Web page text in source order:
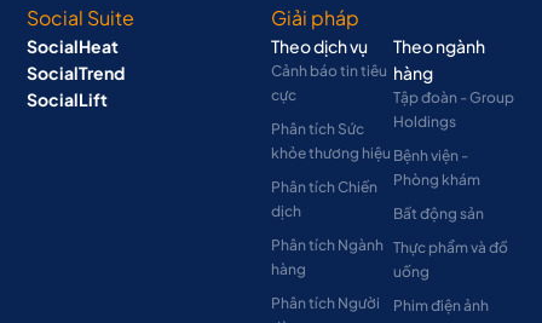
Social Suite
SocialHeat
SocialTrend
SocialLift
Giải pháp
Theo dịch vụ
Cảnh báo tin tiêu
cực
Phân tích Sức
khỏe thương hiệu
Phân tích Chiến
dịch
Phân tích Ngành
hàng
Phân tích Người
Theo ngành
hàng
Tập đoàn - Group
Holdings
Bệnh viện -
Phòng khám
Bất động sản
Thực phẩm và đồ
uống
Phim điện ảnh